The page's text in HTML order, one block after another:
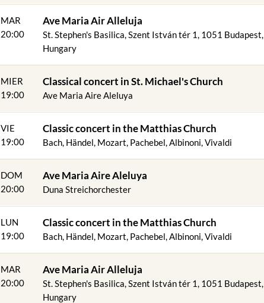
MAR
20:00
Ave Maria Air Alleluja
St. Stephen's Basilica, Szent István tér 1, 1051 Budapest,
Hungary
MIER
19:00
Classical concert in St. Michael's Church
Ave Maria Aire Aleluya
VIE
19:00
Classic concert in the Matthias Church
Bach, Händel, Mozart, Pachebel, Albinoni, Vivaldi
DOM
20:00
Ave Maria Aire Aleluya
Duna Streichorchester
LUN
19:00
Classic concert in the Matthias Church
Bach, Händel, Mozart, Pachebel, Albinoni, Vivaldi
MAR
20:00
Ave Maria Air Alleluja
St. Stephen's Basilica, Szent István tér 1, 1051 Budapest,
Hungary